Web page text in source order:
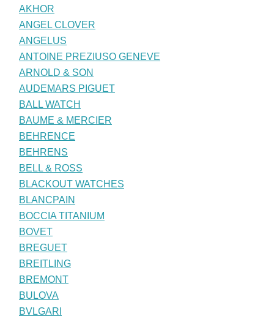
AKHOR
ANGEL CLOVER
ANGELUS
ANTOINE PREZIUSO GENEVE
ARNOLD & SON
AUDEMARS PIGUET
BALL WATCH
BAUME & MERCIER
BEHRENCE
BEHRENS
BELL & ROSS
BLACKOUT WATCHES
BLANCPAIN
BOCCIA TITANIUM
BOVET
BREGUET
BREITLING
BREMONT
BULOVA
BVLGARI